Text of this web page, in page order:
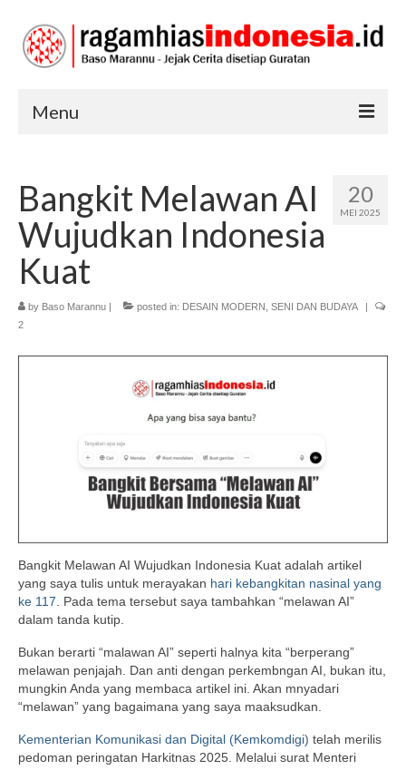
Menu
SENI DAN BUDAYA
TRADISI
20
MEI 2025
Bangkit Melawan AI
Wujudkan Indonesia
Kuat
by Baso Marannu | posted in: DESAIN MODERN SENI DAN BUDAYA
|
2
Bangkit Melawan AI Wujudkan Indonesia Kuat adalah artikel
yang saya tulis untuk merayakan hari kebangkitan nasinal yang
ke 117 . Pada tema tersebut saya tambahkan “melawan AI”
dalam tanda kutip.
Bukan berarti “malawan AI” seperti halnya kita “berperang”
melawan penjajah. Dan anti dengan perkembngan AI, bukan itu,
mungkin Anda yang membaca artikel ini. Akan mnyadari
“melawan” yang bagaimana yang saya maaksudkan.
Kementerian Komunikasi dan Digital (Kemkomdigi) telah merilis
pedoman peringatan Harkitnas 2025. Melalui surat Menteri